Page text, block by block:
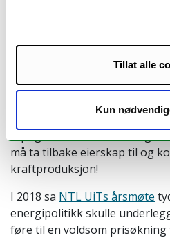
Tillat alle
Kun
kWh- plutselig kostet norske
øre pr kWh.
Dette kan ikke fortsette.
ikke fryse seg gjennom
å betale strømregningen.
med titusenvis av
må ta tilbake eierskap til og
kraftproduksjon!
I 2018 sa NTL UiTs årsmøte
energipolitikk skulle
føre til en voldsom